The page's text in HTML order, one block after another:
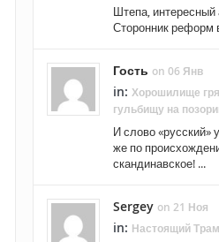
Штепа, интересный
Сторонник реформ
Гость on 06 Янв
in: Хорошилище
гульбищу на
И слово «русский»
же по
скандинавское! ...
Sergey on 21 Ноя
in: Настоящий